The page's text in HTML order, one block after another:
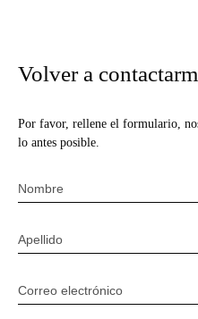
Volver a
Por favor, rellene el formulario,
lo antes posible.
Nombre
Apellido
Correo electrónico